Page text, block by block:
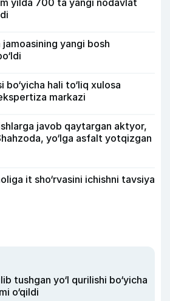
yilda 700 ta yangi nodavlat
yangi bosh
hali to‘liq xulosa
markazi
javob qaytargan aktyor,
yo‘lga asfalt yotqizgan
it sho‘rvasini ichishni tavsiya
tushgan yo‘l qurilishi bo‘yicha
o‘qildi